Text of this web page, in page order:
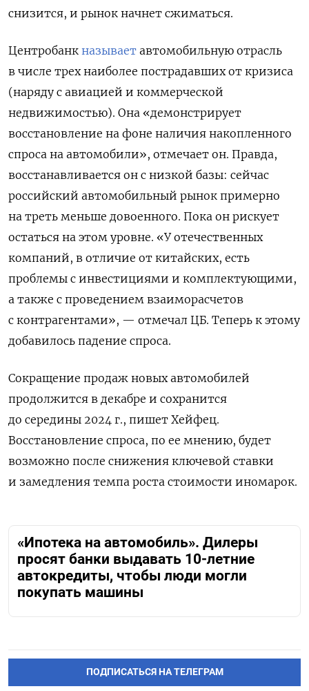
снизится, и рынок начнет сжиматься.
Центробанк называет автомобильную отрасль
в числе трех наиболее пострадавших от кризиса
(наряду с авиацией и коммерческой
недвижимостью). Она «демонстрирует
восстановление на фоне наличия накопленного
спроса на автомобили», отмечает он. Правда,
восстанавливается он с низкой базы: сейчас
российский автомобильный рынок примерно
на треть меньше довоенного. Пока он рискует
остаться на этом уровне. «У отечественных
компаний, в отличие от китайских, есть
проблемы с инвестициями и комплектующими,
а также с проведением взаиморасчетов
с контрагентами», — отмечал ЦБ. Теперь к этому
добавилось падение спроса.
Сокращение продаж новых автомобилей
продолжится в декабре и сохранится
до середины 2024 г., пишет Хейфец.
Восстановление спроса, по ее мнению, будет
возможно после снижения ключевой ставки
и замедления темпа роста стоимости иномарок.
«Ипотека на автомобиль». Дилеры
просят банки выдавать 10-летние
автокредиты, чтобы люди могли
покупать машины
ПОДПИСАТЬСЯ НА ТЕЛЕГРАМ